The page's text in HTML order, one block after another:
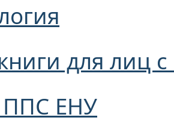
для лиц
ППС ЕНУ